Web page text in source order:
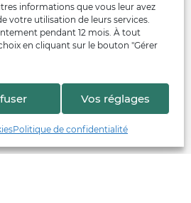
informations que vous leur avez
votre utilisation de leurs services.
pendant 12 mois. À tout
en cliquant sur le bouton "Gérer
Vos réglages
Politique de confidentialité